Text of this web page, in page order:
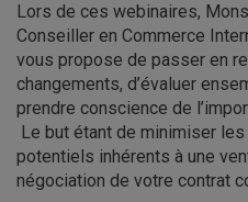
Lors de ces webinaires,
Conseiller en Commerce
vous propose de passer en
changements, d’évaluer
prendre conscience de
Le but étant de minimiser
potentiels inhérents à une
négociation de votre contrat